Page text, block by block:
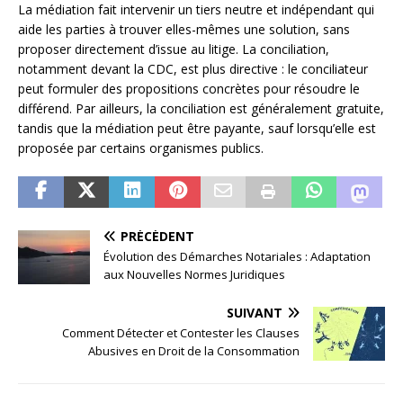
La médiation fait intervenir un tiers neutre et indépendant qui
aide les parties à trouver elles-mêmes une solution, sans
proposer directement d’issue au litige. La conciliation,
notamment devant la CDC, est plus directive : le conciliateur
peut formuler des propositions concrètes pour résoudre le
différend. Par ailleurs, la conciliation est généralement gratuite,
tandis que la médiation peut être payante, sauf lorsqu’elle est
proposée par certains organismes publics.
PRÉCÉDENT
Évolution des Démarches Notariales : Adaptation
aux Nouvelles Normes Juridiques
SUIVANT
Comment Détecter et Contester les Clauses
Abusives en Droit de la Consommation